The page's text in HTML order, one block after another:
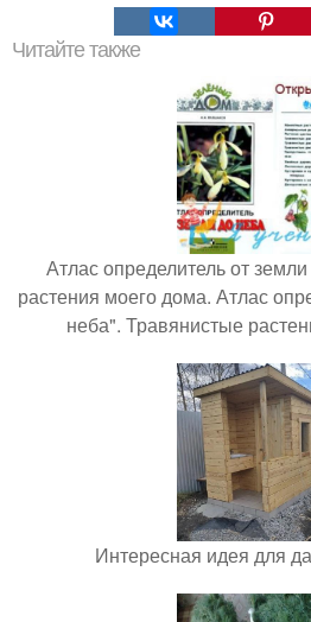
Читайте также
Атлас определитель от
растения моего дома. Атлас
неба". Травянистые
Интересная идея для